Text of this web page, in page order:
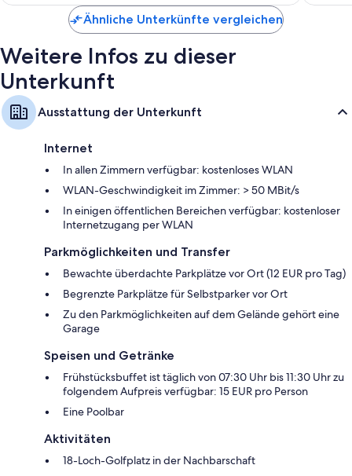
Ähnliche Unterkünfte vergleichen
Weitere Infos zu dieser
Unterkunft
Ausstattung der Unterkunft
Internet
In allen Zimmern verfügbar: kostenloses WLAN
WLAN-Geschwindigkeit im Zimmer: > 50 MBit/s
In einigen öffentlichen Bereichen verfügbar: kostenloser
Internetzugang per WLAN
Parkmöglichkeiten und Transfer
Bewachte überdachte Parkplätze vor Ort (12 EUR pro Tag)
Begrenzte Parkplätze für Selbstparker vor Ort
Zu den Parkmöglichkeiten auf dem Gelände gehört eine
Garage
Speisen und Getränke
Frühstücksbuffet ist täglich von 07:30 Uhr bis 11:30 Uhr zu
folgendem Aufpreis verfügbar: 15 EUR pro Person
Eine Poolbar
Aktivitäten
18-Loch-Golfplatz in der Nachbarschaft